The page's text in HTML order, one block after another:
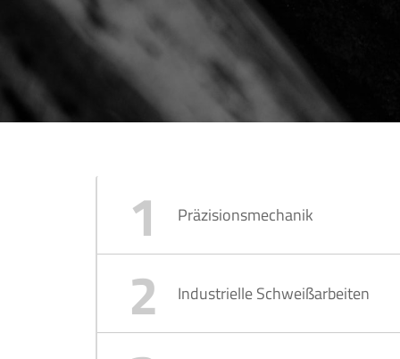
Präzisionsmechanik
Industrielle Schweißarbeiten